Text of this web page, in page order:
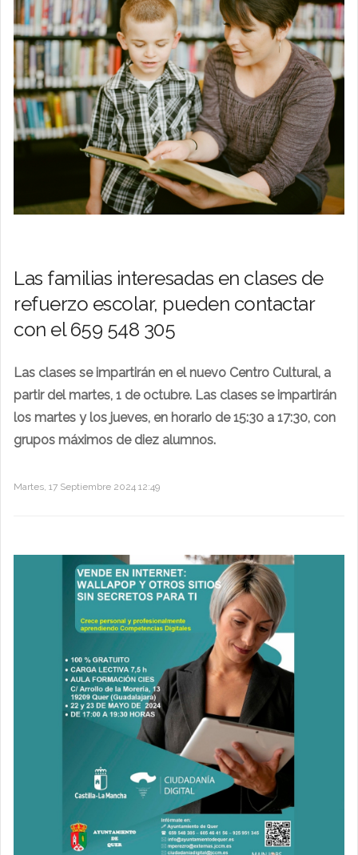
Las familias interesadas en clases de
refuerzo escolar, pueden contactar
con el 659 548 305
Las clases se impartirán en el nuevo Centro Cultural, a
partir del martes, 1 de octubre. Las clases se impartirán
los martes y los jueves, en horario de 15:30 a 17:30, con
grupos máximos de diez alumnos.
Martes, 17 Septiembre 2024 12:49